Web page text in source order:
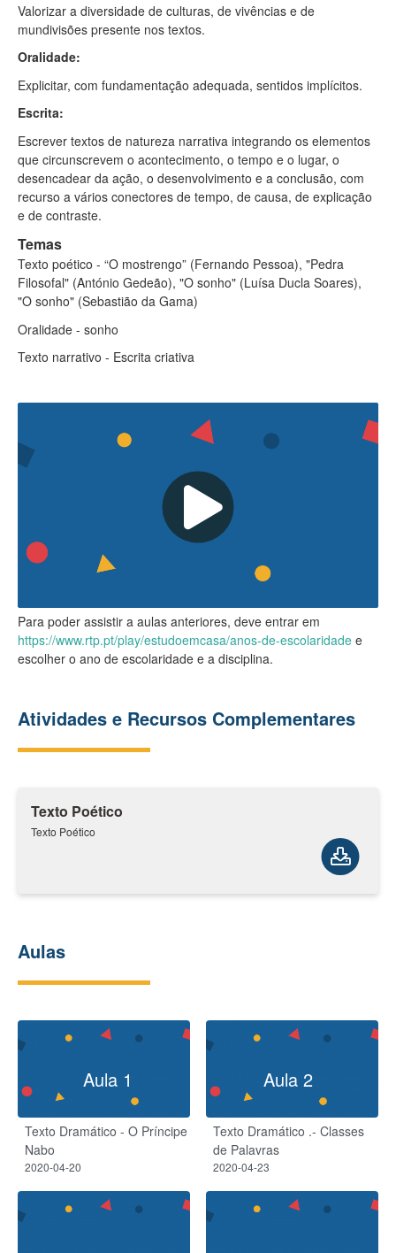
Valorizar a diversidade de culturas, de vivências e de
mundivisões presente nos textos.
Oralidade:
Explicitar, com fundamentação adequada, sentidos implícitos.
Escrita:
Escrever textos de natureza narrativa integrando os elementos
que circunscrevem o acontecimento, o tempo e o lugar, o
desencadear da ação, o desenvolvimento e a conclusão, com
recurso a vários conectores de tempo, de causa, de explicação
e de contraste.
Temas
Texto poético - “O mostrengo” (Fernando Pessoa), "Pedra
Filosofal" (António Gedeão), "O sonho" (Luísa Ducla Soares),
"O sonho" (Sebastião da Gama)
Oralidade - sonho
Texto narrativo - Escrita criativa
Para poder assistir a aulas anteriores, deve entrar em
https://www.rtp.pt/play/estudoemcasa/anos-de-escolaridade e
escolher o ano de escolaridade e a disciplina.
Atividades e Recursos Complementares
Texto Poético
Texto Poético
Aulas
Aula 1
Texto Dramático - O Príncipe
Nabo
2020-04-20
Aula 2
Texto Dramático .- Classes
de Palavras
2020-04-23